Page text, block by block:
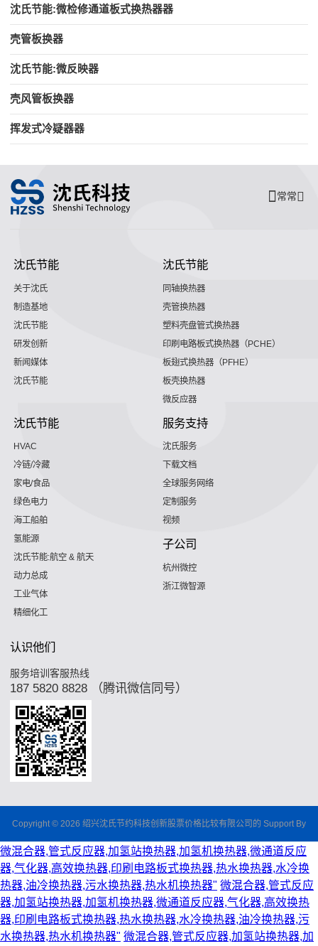
沈氏节能:微检修通道板式换热器器
壳管板换器
沈氏节能:微反映器
壳风管板换器
挥发式冷疑器器
常常
沈氏节能
关于沈氏
制造基地
沈氏节能
研发创新
新闻媒体
沈氏节能
沈氏节能
同轴换热器
壳管换热器
塑料壳盘管式换热器
印刷电路板式换热器（PCHE）
板翅式换热器（PFHE）
板壳换热器
微反应器
沈氏节能
HVAC
冷链/冷藏
家电/食品
绿色电力
海工船舶
氢能源
沈氏节能:航空 & 航天
动力总成
工业气体
精细化工
服务支持
沈氏服务
下载文档
全球服务网络
定制服务
视频
子公司
杭州微控
浙江微智源
认识他们
服务培训客服热线
187 5820 8828 （腾讯微信同号）
Copyright © 2026 绍兴沈氏节约科技创新股票价格比较有限公司的 Support By
微混合器,管式反应器,加氢站换热器,加氢机换热器,微通道反应
器,气化器,高效换热器,印刷电路板式换热器,热水换热器,水冷换
热器,油冷换热器,污水换热器,热水机换热器" 微混合器,管式反应
器,加氢站换热器,加氢机换热器,微通道反应器,气化器,高效换热
器,印刷电路板式换热器,热水换热器,水冷换热器,油冷换热器,污
水换热器,热水机换热器" 微混合器,管式反应器,加氢站换热器,加